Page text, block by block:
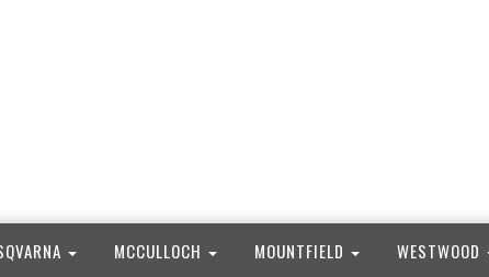
MCCULLOCH MOUNTFIELD WESTWOOD